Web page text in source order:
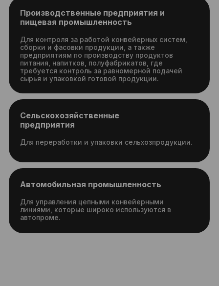
Для управления цепными конвейерными
линиями, которые широко используются в
автопроме.
Автомобильная промышленность
Преимущества
аутсорсинга
операторов
конвейера:
простота, экономия,
контроль
Снижение затрат на персонал
расходов на заработную плату,
отпускные и больничные листы.
Вы оплачиваете только
отработанные часы.